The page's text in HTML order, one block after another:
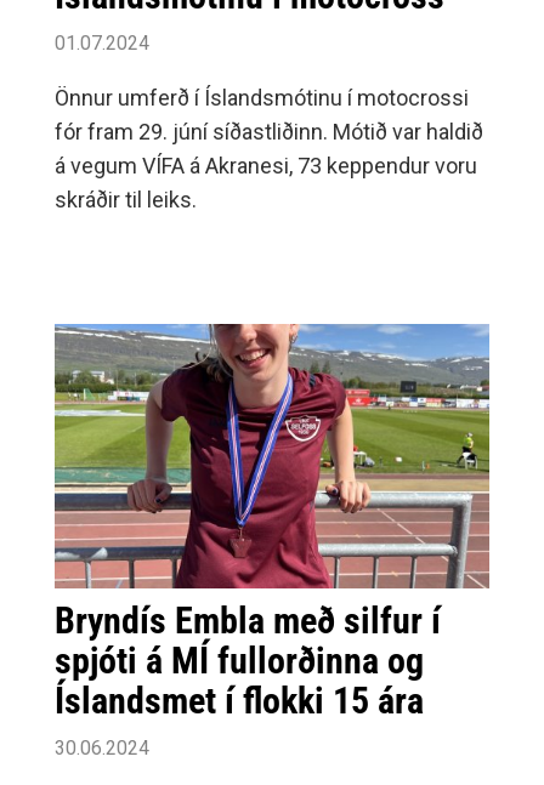
01.07.2024
Önnur umferð í Íslandsmótinu í motocrossi
fór fram 29. júní síðastliðinn. Mótið var haldið
á vegum VÍFA á Akranesi, 73 keppendur voru
skráðir til leiks.
Bryndís Embla með silfur í
spjóti á MÍ fullorðinna og
Íslandsmet í flokki 15 ára
30.06.2024